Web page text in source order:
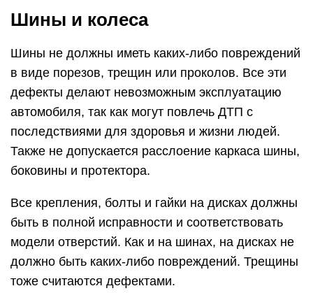
Шины и колеса
Шины не должны иметь каких-либо повреждений
в виде порезов, трещин или проколов. Все эти
дефекты делают невозможным эксплуатацию
автомобиля, так как могут повлечь ДТП с
последствиями для здоровья и жизни людей.
Также не допускается расслоение каркаса шины,
боковины и протектора.
Все крепления, болты и гайки на дисках должны
быть в полной исправности и соответствовать
модели отверстий. Как и на шинах, на дисках не
должно быть каких-либо повреждений. Трещины
тоже считаются дефектами.